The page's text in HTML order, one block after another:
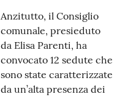
Anzitutto, il Consiglio
comunale, presieduto
da Elisa Parenti, ha
convocato 12 sedute che
sono state caratterizzate
da un’alta presenza dei